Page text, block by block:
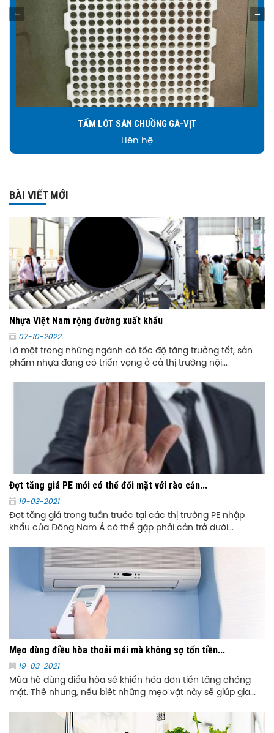
TẤM LÓT SÀN CHUỒNG GÀ-VỊT
Liên hệ
BÀI VIẾT MỚI
Nhựa Việt Nam rộng đường xuất khẩu
07-10-2022
Là một trong những ngành có tốc độ tăng trưởng tốt, sản
phẩm nhựa đang có triển vọng ở cả thị trường nội...
Đợt tăng giá PE mới có thể đối mặt với rào cản...
19-03-2021
Đợt tăng giá trong tuần trước tại các thị trường PE nhập
khẩu của Đông Nam Á có thể gặp phải cản trở dưới...
Mẹo dùng điều hòa thoải mái mà không sợ tốn tiền...
19-03-2021
Mùa hè dùng điều hòa sẽ khiến hóa đơn tiền tăng chóng
mặt. Thế nhưng, nếu biết những mẹo vặt này sẽ giúp gia...